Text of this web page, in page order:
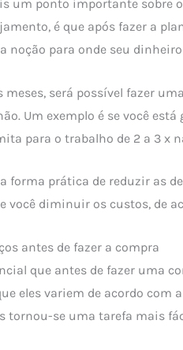
um ponto importante sobre
é que após fazer a
noção para onde seu
meses, será possível fazer
Um exemplo é se você
para o trabalho de 2 a 3 x
forma prática de reduzir as
você diminuir os custos, de
antes de fazer a compra
que antes de fazer uma
eles variem de acordo com
tornou-se uma tarefa mais